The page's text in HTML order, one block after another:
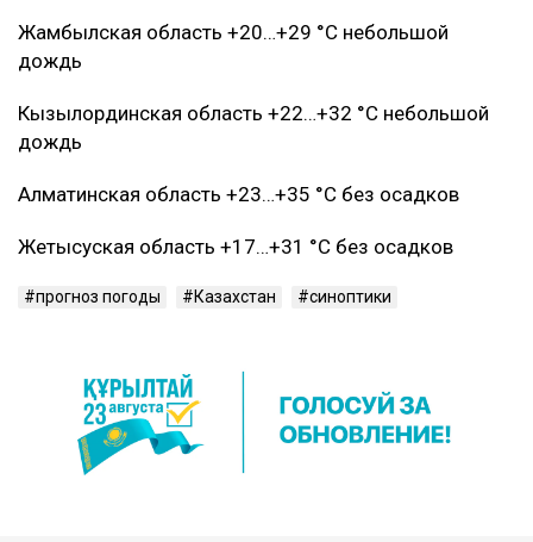
Жамбылская область +20…+29 °C небольшой
дождь
Кызылординская область +22…+32 °C небольшой
дождь
Алматинская область +23…+35 °C без осадков
Жетысуская область +17…+31 °C без осадков
прогноз погоды Казахстан синоптики